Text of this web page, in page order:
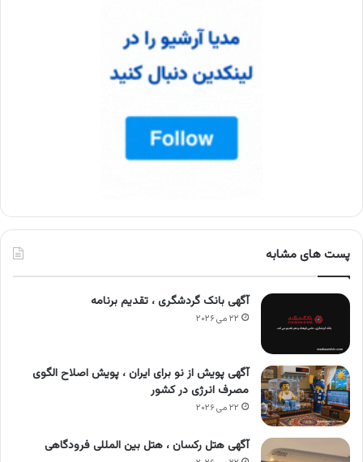
پست های مشابه
آگهی بانک گردشگری ، تقدیم برنامه
۲۲ می ۲۰۲۶
آگهی پویش از نو برای ایران ، پویش اصلاح الگوی
مصرف انرژی در کشور
۲۲ می ۲۰۲۶
آگهی هتل رکسان ، هتل بین المللی فرودگاهی